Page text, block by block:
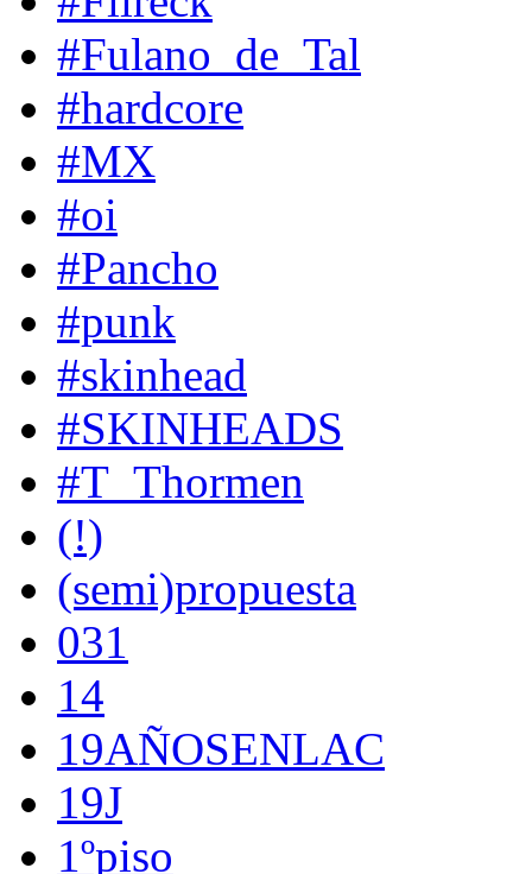
#Fulano_de_Tal
#hardcore
#MX
#oi
#Pancho
#punk
#skinhead
#SKINHEADS
#T_Thormen
(!)
(semi)propuesta
031
14
19AÑOSENLAC
19J
1ºpiso